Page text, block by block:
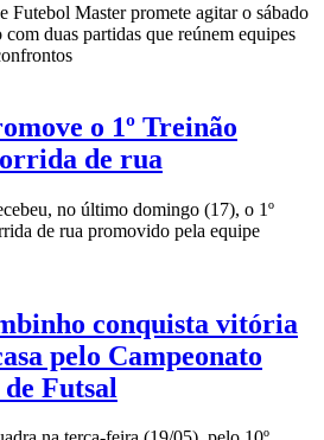
Master promete agitar o sábado
duas partidas que reúnem equipes
o 1º Treinão
de rua
no último domingo (17), o 1º
de rua promovido pela equipe
conquista vitória
pelo Campeonato
Futsal